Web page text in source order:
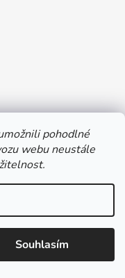
pohodlné
webu neustále
Souhlasím
Obchodní podmínky
Kontakty
práva vyhrazena.